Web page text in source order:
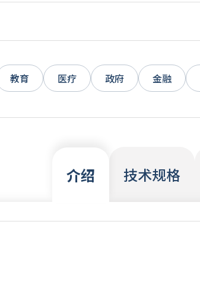
教育 医疗 政府 金融
介绍 技术规格